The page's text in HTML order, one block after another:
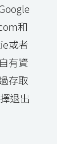
和
或者
有資
存取
退出